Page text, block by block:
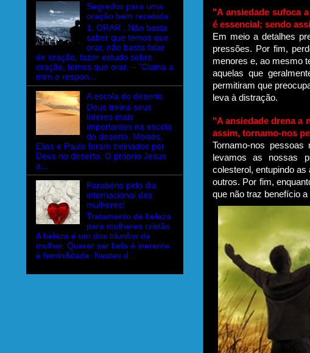
"A ansiedade sufoca
é essencial; sendo
Em meio a detalhes
pressões. Por fim,
menores e, ao mesmo
aquelas que
permitiram que
leva à distração.
"A ansiedade drena a
assim, tornamo-nos
Tornamo-nos
levamos as nossas
colesterol, entupindo
outros. Por fim,
que não traz benefício a
Segredos para uma
oração bem recebida
1. ORAR . Não basta
saber que temos que
orar, não basta falar
de oração, fazer estudo sobre
oração, temos que orar. – “Clama a
mim e respon...
A escola do deserto
Deus treina seus
líderes mais
importantes na escola
do deserto. Moisés,
Elias e Paulo foram treinados por
Deus no deserto. O próprio Jesus
a...
Parabéns pelo dia
internacional das
mulheres!
Tratamento de beleza
para mulheres cristãs
A beleza é um dos triunfos da
mulher. Querer ser bela é inerente
à feminilidade. Nestes d...